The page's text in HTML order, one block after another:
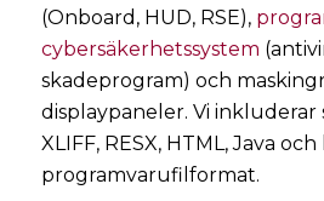
(Onboard, HUD, RSE),
cybersäkerhetssystem
skadeprogram) och
displaypaneler. Vi inkluderar
XLIFF, RESX, HTML, Java
programvarufilformat.